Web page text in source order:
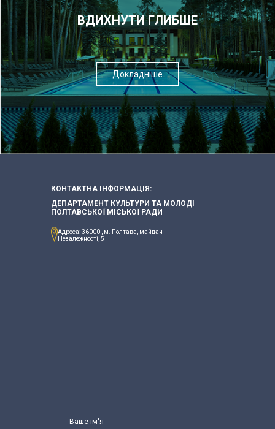
ВДИХНУТИ ГЛИБШЕ
Докладніше
КОНТАКТНА ІНФОРМАЦІЯ:
ДЕПАРТАМЕНТ КУЛЬТУРИ ТА МОЛОДІ
ПОЛТАВСЬКОЇ МІСЬКОЇ РАДИ
Адреса: 36000 , м. Полтава, майдан
Незалежності, 5
Ваше ім'я